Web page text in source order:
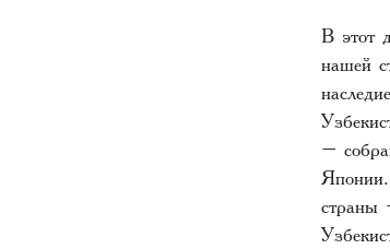
В этот
нашей
–
страны